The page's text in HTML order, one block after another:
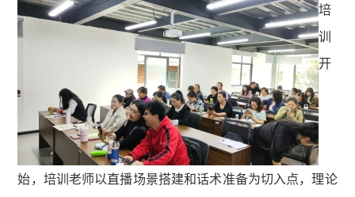
培
训
开
始，培训老师以直播场景搭建和话术准备为切入点，理论